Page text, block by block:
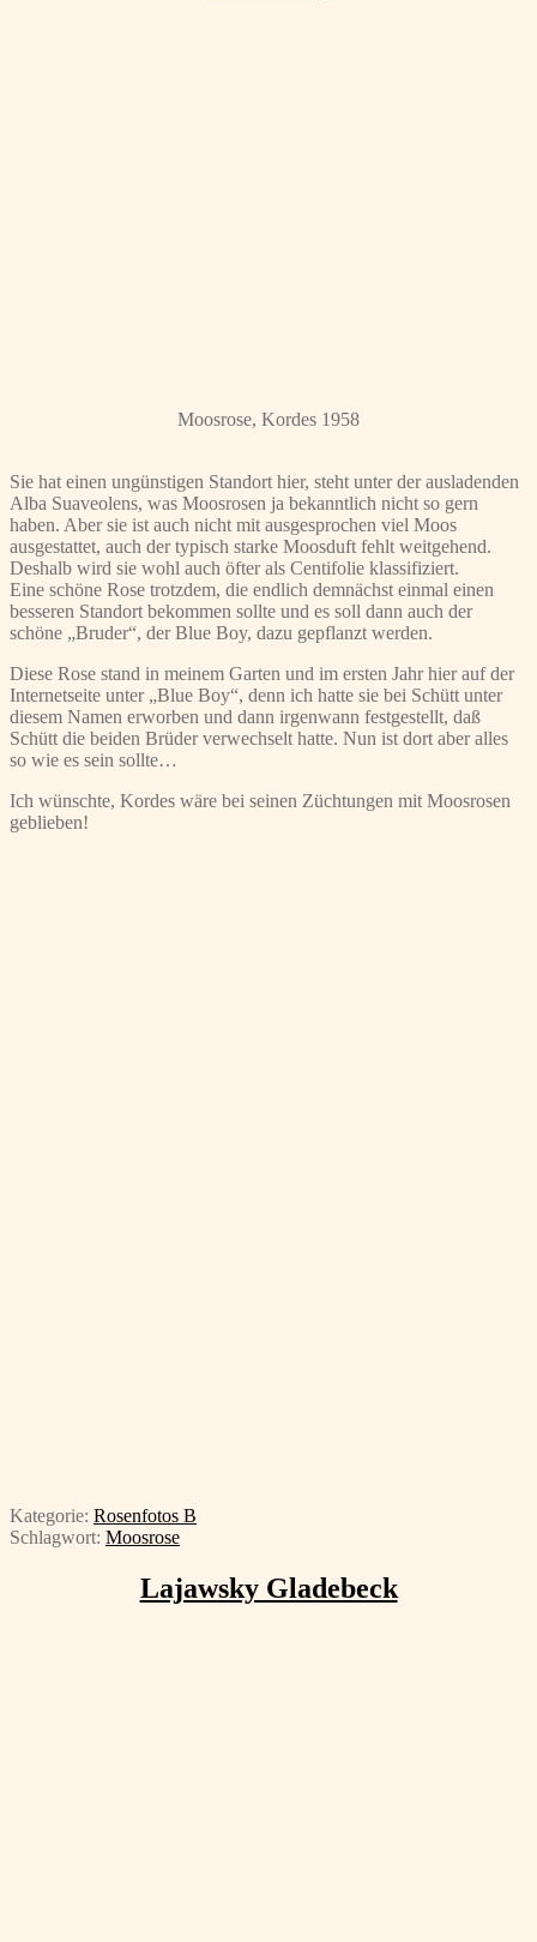
Moosrose, Kordes 1958
Sie hat einen ungünstigen Standort hier, steht unter der ausladenden
Alba Suaveolens, was Moosrosen ja bekanntlich nicht so gern
haben. Aber sie ist auch nicht mit ausgesprochen viel Moos
ausgestattet, auch der typisch starke Moosduft fehlt weitgehend.
Deshalb wird sie wohl auch öfter als Centifolie klassifiziert.
Eine schöne Rose trotzdem, die endlich demnächst einmal einen
besseren Standort bekommen sollte und es soll dann auch der
schöne „Bruder“, der Blue Boy, dazu gepflanzt werden.
Diese Rose stand in meinem Garten und im ersten Jahr hier auf der
Internetseite unter „Blue Boy“, denn ich hatte sie bei Schütt unter
diesem Namen erworben und dann irgenwann festgestellt, daß
Schütt die beiden Brüder verwechselt hatte. Nun ist dort aber alles
so wie es sein sollte…
Ich wünschte, Kordes wäre bei seinen Züchtungen mit Moosrosen
geblieben!
Kategorie: Rosenfotos B
Schlagwort: Moosrose
Lajawsky Gladebeck